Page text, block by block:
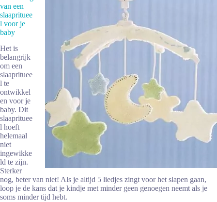
van een
slaaprituee
l voor je
baby
Het is
belangrijk
om een
slaaprituee
l te
ontwikkel
en voor je
baby. Dit
slaaprituee
l hoeft
helemaal
niet
ingewikke
ld te zijn.
Sterker
nog, beter van niet! Als je altijd 5 liedjes zingt voor het slapen gaan,
loop je de kans dat je kindje met minder geen genoegen neemt als je
soms minder tijd hebt.